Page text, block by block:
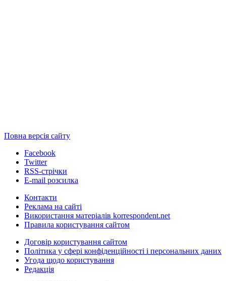
Повна версія сайту
Facebook
Twitter
RSS-стрічки
E-mail розсилка
Контакти
Реклама на сайті
Використання матеріалів korrespondent.net
Правила користування сайтом
Договір користування сайтом
Політика у сфері конфіденційності і персональних даних
Угода щодо користування
Редакція